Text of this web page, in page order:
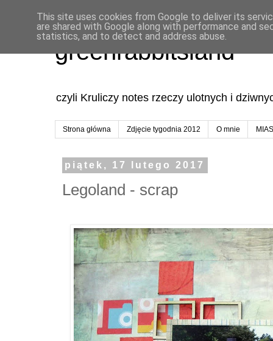
greenrabbitsland
czyli Kruliczy notes rzeczy ulotnych i
Strona główna Zdjęcie tygodnia 2012 O mnie
piątek, 17 lutego 2017
Legoland - scrap
This site uses cookies from Google to deliver its
are shared with Google along with performance and
statistics, and to detect and address abuse.